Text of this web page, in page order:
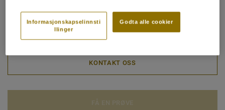
Klassifisering for industrimiljø:42 Normal
10 years
KONTAKT OSS
Godta alle cookier
Informasjonskapselinnsti
llinger